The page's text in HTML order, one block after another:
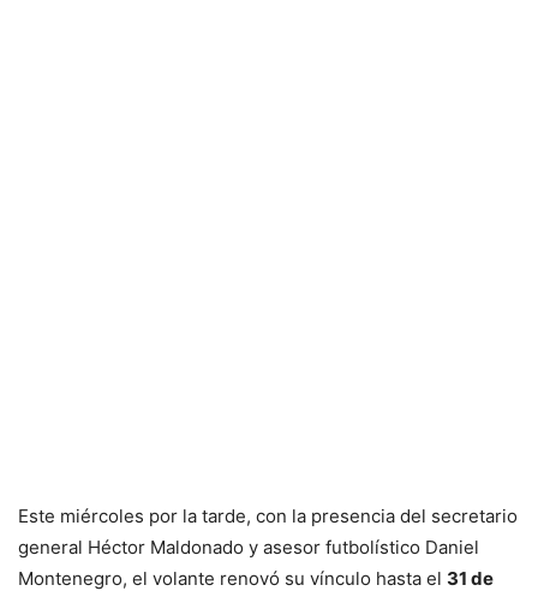
Este miércoles por la tarde, con la presencia del secretario
general Héctor Maldonado y asesor futbolístico Daniel
Montenegro, el volante renovó su vínculo hasta el 31 de